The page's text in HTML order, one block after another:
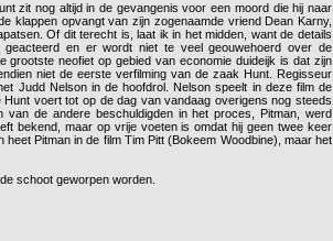
zit nog altijd in de gevangenis voor een moord die hij naar
klappen opvangt van zijn zogenaamde vriend Dean Karny,
Of dit terecht is, laat ik in het midden, want de details
en er wordt niet te veel geouwehoerd over de
neofiet op gebied van economie duideijk is dat zijn
niet de eerste verfilming van de zaak Hunt. Regisseur
Judd Nelson in de hoofdrol. Nelson speelt in deze film de
voert tot op de dag van vandaag overigens nog steeds
de andere beschuldigden in het proces, Pitman, werd
bekend, maar op vrije voeten is omdat hij geen twee keer
Pitman in de film Tim Pitt (Bokeem Woodbine), maar het
schoot geworpen worden.